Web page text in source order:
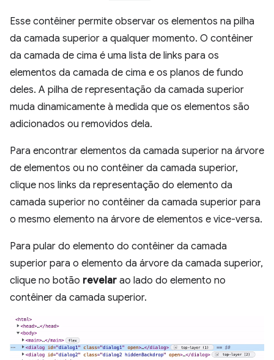
Esse contêiner permite observar os elementos na pilha
da camada superior a qualquer momento. O contêiner
da camada de cima é uma lista de links para os
elementos da camada de cima e os planos de fundo
deles. A pilha de representação da camada superior
muda dinamicamente à medida que os elementos são
adicionados ou removidos dela.
Para encontrar elementos da camada superior na árvore
de elementos ou no contêiner da camada superior,
clique nos links da representação do elemento da
camada superior no contêiner da camada superior para
o mesmo elemento na árvore de elementos e vice-versa.
Para pular do elemento do contêiner da camada
superior para o elemento da árvore da camada superior,
clique no botão revelar ao lado do elemento no
contêiner da camada superior.